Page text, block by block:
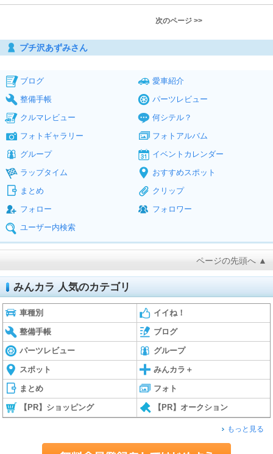
次のページ >>
プチ沢あずみさん
ブログ
愛車紹介
整備手帳
パーツレビュー
クルマレビュー
何シテル？
フォトギャラリー
フォトアルバム
グループ
イベントカレンダー
ラップタイム
おすすめスポット
まとめ
クリップ
フォロー
フォロワー
ユーザー内検索
ページの先頭へ ▲
みんカラ 人気のカテゴリ
車種別 イイね！
整備手帳 ブログ
パーツレビュー グループ
スポット みんカラ＋
まとめ フォト
【PR】ショッピング 【PR】オークション
もっと見る